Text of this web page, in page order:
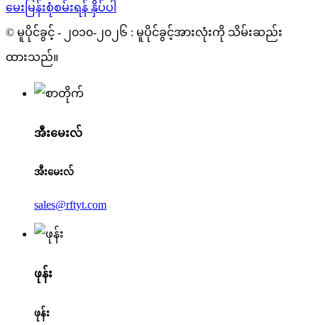
မေးမြန်းစုံစမ်းရန် နှိပ်ပါ
© မူပိုင်ခွင့် - ၂၀၁၀-၂၀၂၆ : မူပိုင်ခွင့်အားလုံးကို သိမ်းဆည်း
ထားသည်။
အီးမေးလ်
အီးမေးလ်
sales@rftyt.com
ဖုန်း
ဖုန်း